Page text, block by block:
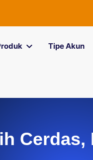
Tipe Akun